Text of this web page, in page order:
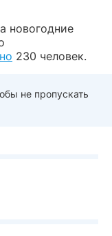
новогодние
230 человек.
не пропускать